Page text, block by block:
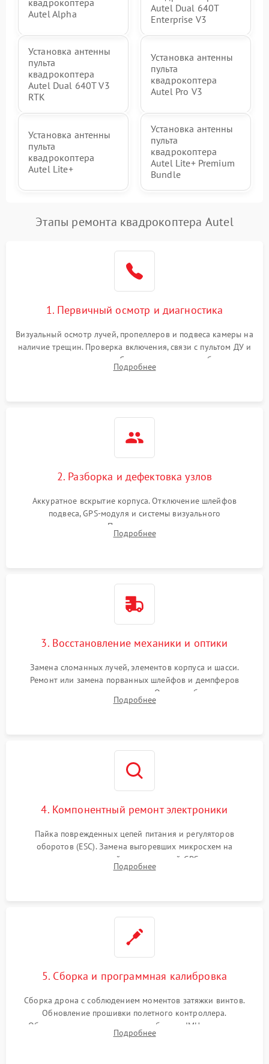
Autel Alpha
Autel Dual 640T
Enterprise V3
Установка антенны
пульта
квадрокоптера
Autel Dual 640T V3
RTK
Установка антенны
пульта
квадрокоптера
Autel Pro V3
Установка антенны
пульта
квадрокоптера
Autel Lite+
Установка антенны
пульта
квадрокоптера
Autel Lite+ Premium
Bundle
Этапы ремонта квадрокоптера Autel
1. Первичный осмотр и диагностика
Визуальный осмотр лучей, пропеллеров и подвеса камеры на
наличие трещин. Проверка включения, связи с пультом ДУ и
передачи видеосигнала. Считывание логов ошибок через
полетное ПО для определения характера неисправности.
Подробнее
2. Разборка и дефектовка узлов
Аккуратное вскрытие корпуса. Отключение шлейфов
подвеса, GPS-модуля и системы визуального
позиционирования. Проверка полетного контроллера,
регуляторов оборотов (ESC) и бесколлекторных моторов на
Подробнее
3. Восстановление механики и оптики
Замена сломанных лучей, элементов корпуса и шасси.
Ремонт или замена порванных шлейфов и демпферов
трехосевого подвеса камеры. Очистка объектива,
восстановление механизма фокусировки. Установка новых
Подробнее
4. Компонентный ремонт электроники
Пайка поврежденных цепей питания и регуляторов
оборотов (ESC). Замена выгоревших микросхем на
материнской плате, модулей GPS
Подробнее
5. Сборка и программная калибровка
Сборка дрона с соблюдением моментов затяжки винтов.
Обновление прошивки полетного контроллера.
Обязательная программная калибровка IMU-сенсоров,
компаса, датчиков позиционирования и горизонта подвеса
Подробнее